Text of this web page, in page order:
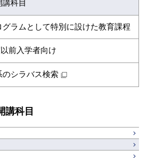
原子核工学コース
人間医療科学技術コース
ース
原子核工学コース
人間医療科学技術コース
物質・情報卓越コース
ライフエンジニアリングコ
ース
人間医療科学技術コース
コース
原子核工学コース
人間医療科学技術コース
ース
原子核工学コース
物質・情報卓越コース
知能情報コース
エネルギー・情報コース
人間医療科学技術コース
物質・情報卓越コース
地球生命コース
物質・情報卓越コース
コース
都市・環境学コース
エンジニアリングデザイン
コース
都市・環境学コース
閉
地球環境共創コース
エネルギーコース
エネルギー・情報コース
エンジニアリングデザイン
原子核工学コース
・人間科学系
社会・人間科学コース
ベーション科学系
イノベーション科学コース
人間医療科学技術コース
経営専門職学位課程
閉
技術経営専門職学位課程
科目
科目
外国語科目
リア科目
科目
グラムとして特別に設けた教育課程
前入学者向け
のシラバス検索
講科目